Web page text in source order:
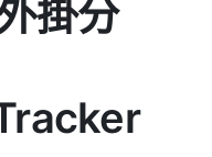
掛分